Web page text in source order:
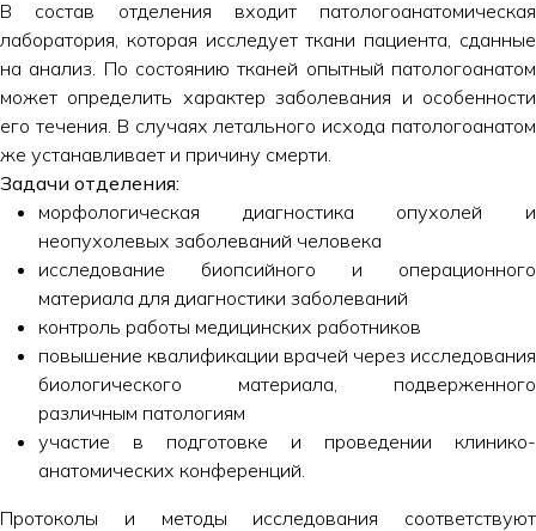
В состав отделения входит патологоанатомическая
лаборатория, которая исследует ткани пациента, сданные
на анализ. По состоянию тканей опытный патологоанатом
может определить характер заболевания и особенности
его течения. В случаях летального исхода патологоанатом
же устанавливает и причину смерти.
Задачи отделения:
морфологическая диагностика опухолей и
неопухолевых заболеваний человека
исследование биопсийного и операционного
материала для диагностики заболеваний
контроль работы медицинских работников
повышение квалификации врачей через исследования
биологического материала, подверженного
различным патологиям
участие в подготовке и проведении клинико-
анатомических конференций.
Протоколы и методы исследования соответствуют